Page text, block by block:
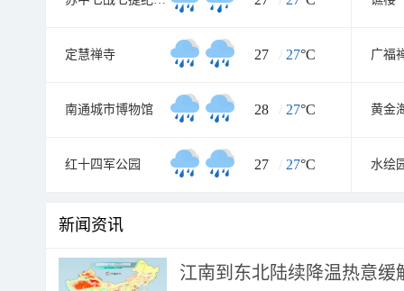
定慧禅寺 27 / 27°C 广福
南通城市博物馆 28 / 27°C 黄金
红十四军公园 27 / 27°C 水绘
新闻资讯
江南到东北陆续降温热意缓